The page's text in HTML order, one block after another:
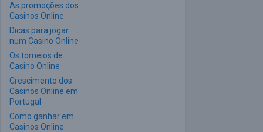
As promoções dos
Casinos Online
Dicas para jogar
num Casino Online
Os torneios de
Casino Online
Crescimento dos
Casinos Online em
Portugal
Como ganhar em
Casinos Online